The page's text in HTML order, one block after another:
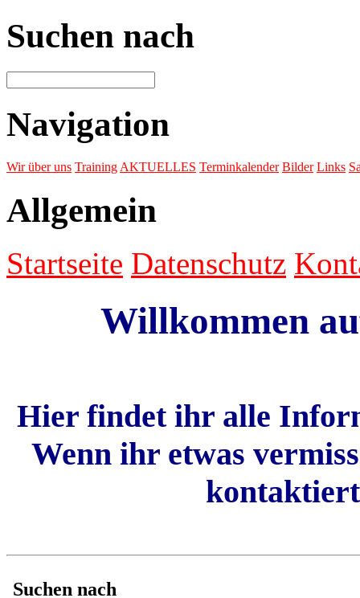
Suchen nach
Navigation
Wir über uns Training AKTUELLES Terminkalender Bilder Links
Allgemein
Startseite Datenschutz
Willkommen
Hier findet ihr alle
Wenn ihr etwas